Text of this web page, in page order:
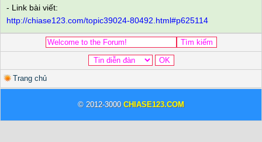
- Link bài viết:
http://chiase123.com/topic39024-80492.html#p625114
Trang chủ
© 2012-3000 CHIASE123.COM